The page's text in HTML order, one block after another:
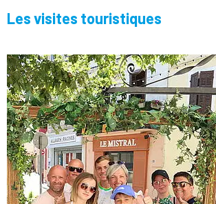
Les visites touristiques